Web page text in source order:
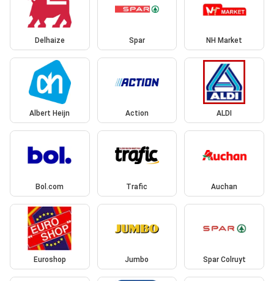
Delhaize Spar NH Market
Albert Heijn Action ALDI
Bol.com Trafic Auchan
Euroshop Jumbo Spar Colruyt